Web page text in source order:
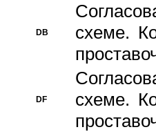
DB
схеме.
DF
схеме.